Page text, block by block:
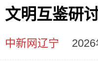
文明互鉴研
中新网辽宁